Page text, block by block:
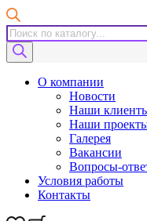
Поиск
товаров
О компании
Новости
Наши
Наши
Галерея
Вакансии
Вопросы-
Условия работы
Контакты